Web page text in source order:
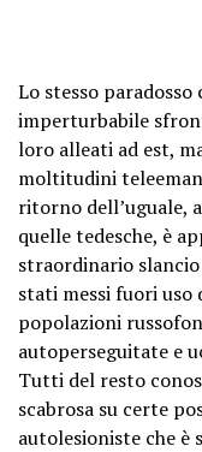
Lo stesso
imperturbabile
loro alleati ad est,
moltitudini
ritorno dell’uguale,
quelle tedesche, è
straordinario
stati messi fuori
popolazioni
autoperseguitate e
Tutti del resto
scabrosa su certe
autolesioniste che è